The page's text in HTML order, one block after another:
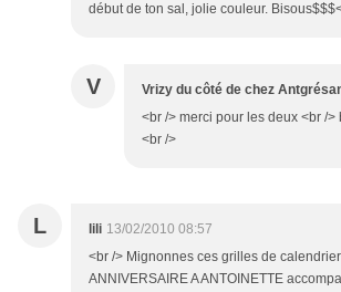
début de ton sal, jolie couleur.
V Vrizy du côté de chez
<br /> merci pour les deux <br />
<br />
L lili 13/02/2010 08:57
<br /> Mignonnes ces grilles de
ANNIVERSAIRE A ANTOINETTE